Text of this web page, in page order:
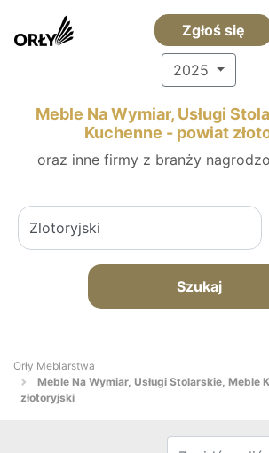
Zgłoś się
2025
Meble Na Wymiar, Usługi
Kuchenne - powiat
oraz inne firmy z branży
Szukaj
Orły Meblarstwa
Meble Na Wymiar, Usługi Stolarskie, Meble
złotoryjski